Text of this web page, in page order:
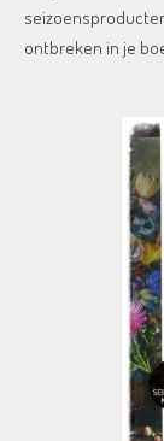
ontbreken in je